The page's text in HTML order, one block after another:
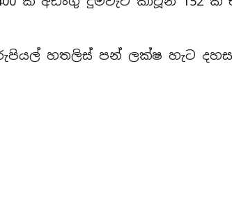
හතලිස් පන් ලක්ෂ හැට